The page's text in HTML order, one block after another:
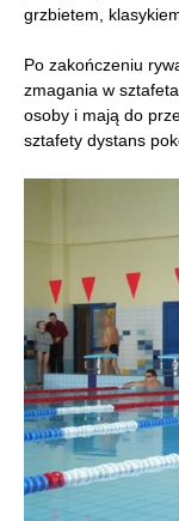
grzbietem,
Po zakończeniu
zmagania w
osoby i mają do
sztafety dystans